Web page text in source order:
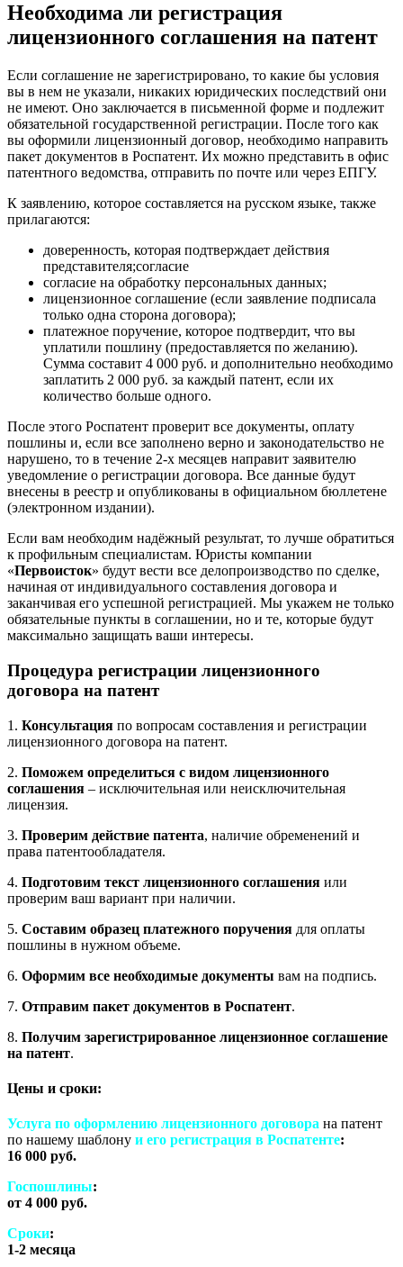
Необходима ли регистрация
лицензионного соглашения на патент
Если соглашение не зарегистрировано, то какие бы условия
вы в нем не указали, никаких юридических последствий они
не имеют. Оно заключается в письменной форме и подлежит
обязательной государственной регистрации. После того как
вы оформили лицензионный договор, необходимо направить
пакет документов в Роспатент. Их можно представить в офис
патентного ведомства, отправить по почте или через ЕПГУ.
К заявлению, которое составляется на русском языке, также
прилагаются:
доверенность, которая подтверждает действия
представителя;согласие
согласие на обработку персональных данных;
лицензионное соглашение (если заявление подписала
только одна сторона договора);
платежное поручение, которое подтвердит, что вы
уплатили пошлину (предоставляется по желанию).
Сумма составит 4 000 руб. и дополнительно необходимо
заплатить 2 000 руб. за каждый патент, если их
количество больше одного.
После этого Роспатент проверит все документы, оплату
пошлины и, если все заполнено верно и законодательство не
нарушено, то в течение 2-х месяцев направит заявителю
уведомление о регистрации договора. Все данные будут
внесены в реестр и опубликованы в официальном бюллетене
(электронном издании).
Если вам необходим надёжный результат, то лучше обратиться
к профильным специалистам. Юристы компании
«Первоисток» будут вести все делопроизводство по сделке,
начиная от индивидуального составления договора и
заканчивая его успешной регистрацией. Мы укажем не только
обязательные пункты в соглашении, но и те, которые будут
максимально защищать ваши интересы.
Процедура регистрации лицензионного
договора на патент
1. Консультация по вопросам составления и регистрации
лицензионного договора на патент.
2. Поможем определиться с видом лицензионного
соглашения – исключительная или неисключительная
лицензия.
3. Проверим действие патента, наличие обременений и
права патентообладателя.
4. Подготовим текст лицензионного соглашения или
проверим ваш вариант при наличии.
5. Составим образец платежного поручения для оплаты
пошлины в нужном объеме.
6. Оформим все необходимые документы вам на подпись.
7. Отправим пакет документов в Роспатент.
8. Получим зарегистрированное лицензионное соглашение
на патент.
Цены и сроки:
Услуга по оформлению лицензионного договора на патент
по нашему шаблону и его регистрация в Роспатенте:
16 000 руб.
Госпошлины:
от 4 000 руб.
Сроки:
1-2 месяца